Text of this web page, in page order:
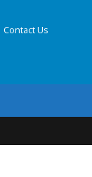
Contact Us